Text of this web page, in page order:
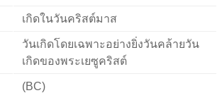
เกิดในวันคริสต์มาส
วันเกิดโดยเฉพาะอย่างยิ่งวันคล้ายวัน
เกิดของพระเยซูคริสต์
(BC)